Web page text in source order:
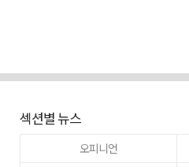
섹션별 뉴스
오피니언